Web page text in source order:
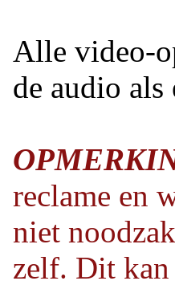
Alle video-
de audio als
reclame en
niet
zelf. Dit kan